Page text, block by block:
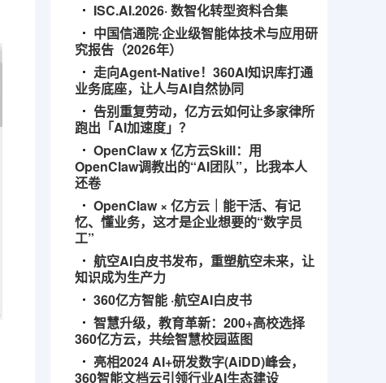
ISC.AI.2026· 数智化转型资料合集
中国信通院·企业级智能体技术与应用研
究报告（2026年）
走向Agent-Native！360AI知识库打通
业务底座，让人与AI自然协同
告别重复劳动，亿方云如何让多家律所
跑出「AI加速度」？
OpenClaw x 亿方云Skill：用
OpenClaw调教出的“AI团队”，比我本人
还卷
OpenClaw × 亿方云｜能干活、有记
忆、懂业务，这才是企业想要的“数字员
工”
航空AI白皮书发布，重塑航空未来，让
知识成为生产力
360亿方智能 ·航空AI白皮书
智慧升级，教育革新：200+高校选择
360亿方云，共绘智慧校园蓝图
亮相2024 AI+研发数字(AiDD)峰会，
360智能文档云引领行业AI生态建设